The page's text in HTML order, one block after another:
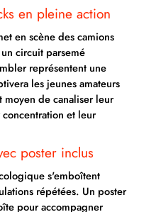
en pleine action
en scène des camions
circuit parsemé
représentent une
les jeunes amateurs
moyen de canaliser leur
et leur
poster inclus
s'emboîtent
répétées. Un poster
pour accompagner